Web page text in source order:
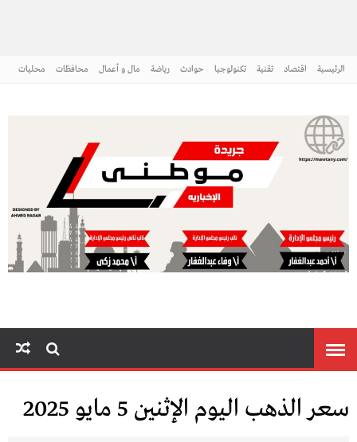
الرئيسية اقتصاد تقنية تكنولوجيا حوادث رياضة مال و أعمال محافظات محليات
سعر الذهب اليوم الإثنين 5 مايو 2025